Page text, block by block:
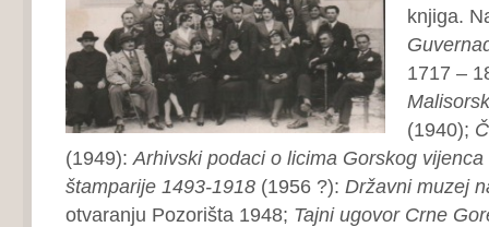
knjiga.
1717 –
(1940);
(1949): Arhivski podaci o licima Gorskog vijenca
štamparije 1493-1918(1956 ?): Državni muzej
otvaranju Pozorišta 1948; Tajni ugovor Crne